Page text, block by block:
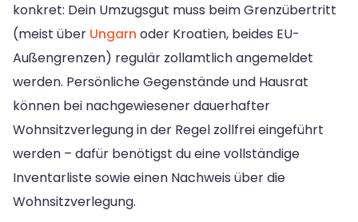
konkret: Dein Umzugsgut muss beim Grenzübertritt
(meist über Ungarn oder Kroatien, beides EU-
Außengrenzen) regulär zollamtlich angemeldet
werden. Persönliche Gegenstände und Hausrat
können bei nachgewiesener dauerhafter
Wohnsitzverlegung in der Regel zollfrei eingeführt
werden – dafür benötigst du eine vollständige
Inventarliste sowie einen Nachweis über die
Wohnsitzverlegung.